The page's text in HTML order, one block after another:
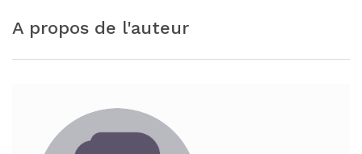
A propos de l'auteur